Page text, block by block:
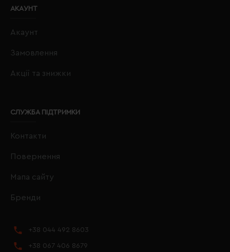
АКАУНТ
Акаунт
Замовлення
Акції та знижки
СЛУЖБА ПІДТРИМКИ
Контакти
Повернення
Мапа сайту
Бренди
+38 044 492 8603
+38 067 406 8679